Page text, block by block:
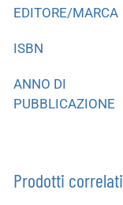
EDITORE/MARCA
ISBN
ANNO DI
PUBBLICAZIONE
Prodotti correlati